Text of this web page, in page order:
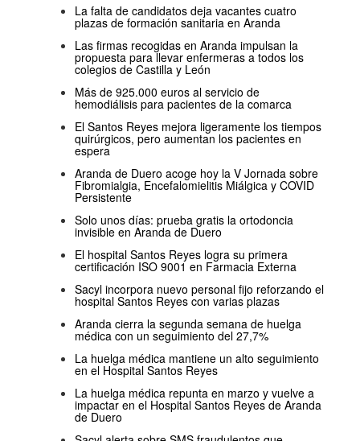
La falta de candidatos deja vacantes cuatro
plazas de formación sanitaria en Aranda
Las firmas recogidas en Aranda impulsan la
propuesta para llevar enfermeras a todos los
colegios de Castilla y León
Más de 925.000 euros al servicio de
hemodiálisis para pacientes de la comarca
El Santos Reyes mejora ligeramente los tiempos
quirúrgicos, pero aumentan los pacientes en
espera
Aranda de Duero acoge hoy la V Jornada sobre
Fibromialgia, Encefalomielitis Miálgica y COVID
Persistente
Solo unos días: prueba gratis la ortodoncia
invisible en Aranda de Duero
El hospital Santos Reyes logra su primera
certificación ISO 9001 en Farmacia Externa
Sacyl incorpora nuevo personal fijo reforzando el
hospital Santos Reyes con varias plazas
Aranda cierra la segunda semana de huelga
médica con un seguimiento del 27,7%
La huelga médica mantiene un alto seguimiento
en el Hospital Santos Reyes
La huelga médica repunta en marzo y vuelve a
impactar en el Hospital Santos Reyes de Aranda
de Duero